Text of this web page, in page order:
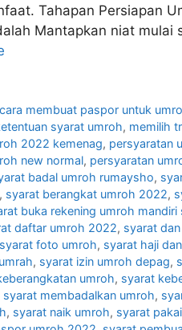
Tahapan Persiapan
Mantapkan niat mulai
cara membuat paspor untuk
syarat umroh, memilih
2022 kemenag, persyaratan
new normal, persyaratan
badal umroh rumaysho,
, syarat berangkat umroh 2022,
buka rekening umroh mandiri
daftar umroh 2022, syarat
syarat foto umroh, syarat haji
, syarat izin umroh depag,
umroh, syarat
syarat membadalkan umroh,
, syarat naik umroh, syarat